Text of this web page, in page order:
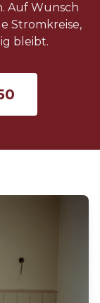
Auf Wunsch
Stromkreise,
bleibt.